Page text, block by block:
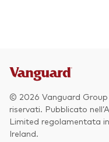
© 2026 Vanguard
riservati. Pubblicato
Limited regolamentata
Ireland.